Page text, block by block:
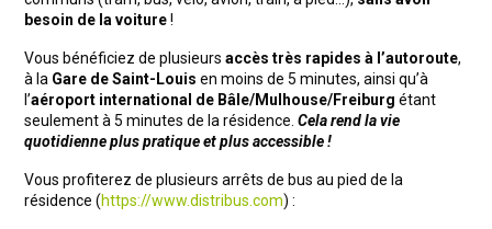
besoin de la voiture!
Vous bénéficiez de plusieurs accès très rapides à l’autoroute,
à la Gare de Saint-Louis en moins de 5 minutes, ainsi qu’à
l’aéroport international de Bâle/Mulhouse/Freiburg étant
seulement à 5 minutes de la résidence. Cela rend la vie
quotidienne plus pratique et plus accessible !
Vous profiterez de plusieurs arrêts de bus au pied de la
résidence (https://www.distribus.com) :